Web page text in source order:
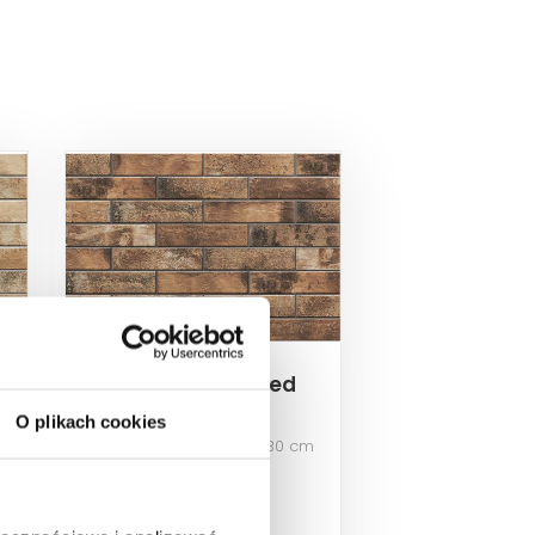
O plikach cookies
Cerrad Piatto Red
Płytka elewacyjna, 7,4x30 cm